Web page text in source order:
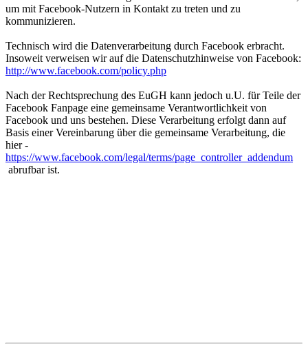
um mit Facebook-Nutzern in Kontakt zu treten und zu
kommunizieren.
Technisch wird die Datenverarbeitung durch Facebook erbracht.
Insoweit verweisen wir auf die Datenschutzhinweise von Facebook:
http://www.facebook.com/policy.php
Nach der Rechtsprechung des EuGH kann jedoch u.U. für Teile der
Facebook Fanpage eine gemeinsame Verantwortlichkeit von
Facebook und uns bestehen. Diese Verarbeitung erfolgt dann auf
Basis einer Vereinbarung über die gemeinsame Verarbeitung, die
hier -
https://www.facebook.com/legal/terms/page_controller_addendum
abrufbar ist.